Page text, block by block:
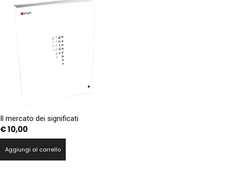
Il mercato dei significati
€10,00
Aggiungi al carrello